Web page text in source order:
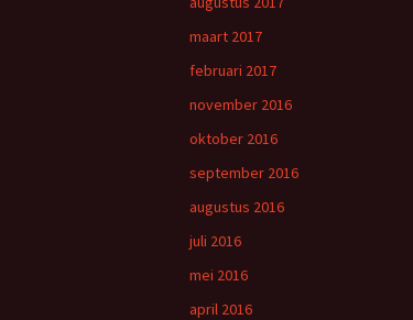
maart 2017
februari 2017
november 2016
oktober 2016
september 2016
augustus 2016
juli 2016
mei 2016
april 2016